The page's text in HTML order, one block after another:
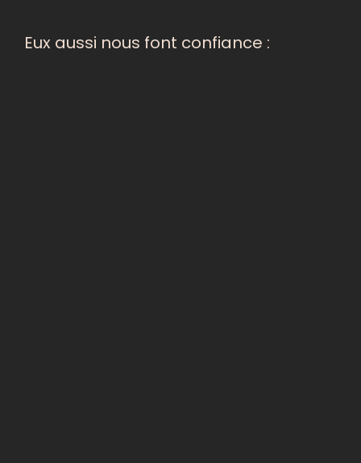
Eux aussi nous font confiance :